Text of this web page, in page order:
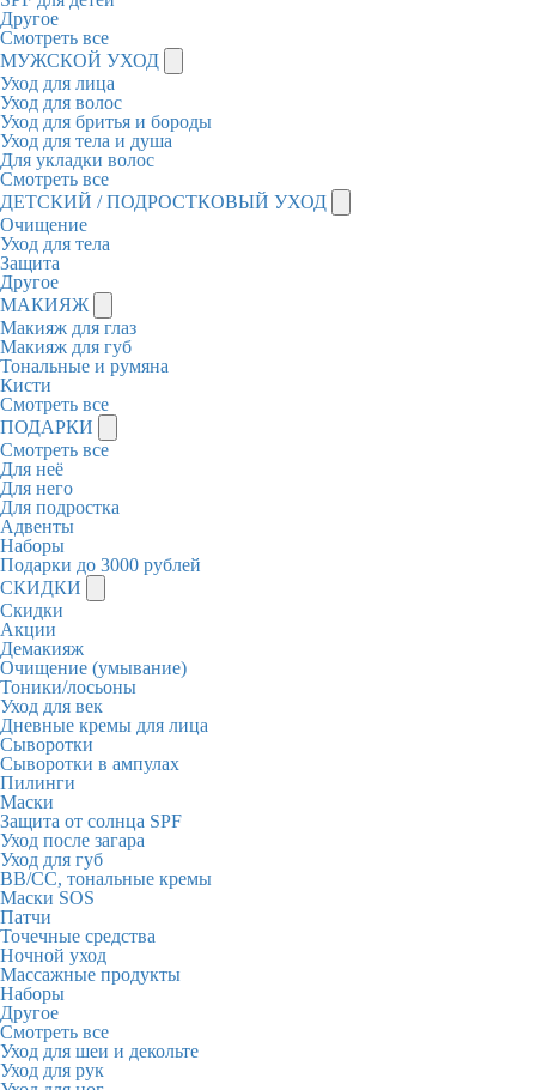
Другое
Смотреть все
МУЖСКОЙ УХОД
Уход для лица
Уход для волос
Уход для бритья и бороды
Уход для тела и душа
Для укладки волос
Смотреть все
ДЕТСКИЙ / ПОДРОСТКОВЫЙ УХОД
Очищение
Уход для тела
Защита
Другое
МАКИЯЖ
Макияж для глаз
Макияж для губ
Тональные и румяна
Кисти
Смотреть все
ПОДАРКИ
Смотреть все
Для неё
Для него
Для подростка
Адвенты
Наборы
Подарки до 3000 рублей
СКИДКИ
Скидки
Акции
Демакияж
Очищение (умывание)
Тоники/лосьоны
Уход для век
Дневные кремы для лица
Сыворотки
Сыворотки в ампулах
Пилинги
Маски
Защита от солнца SPF
Уход после загара
Уход для губ
BB/CC, тональные кремы
Маски SOS
Патчи
Точечные средства
Ночной уход
Массажные продукты
Наборы
Другое
Смотреть все
Уход для шеи и декольте
Уход для рук